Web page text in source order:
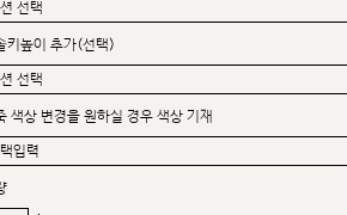
키높이 추가(선택)
색상 변경을 원하실 경우 색상 기재